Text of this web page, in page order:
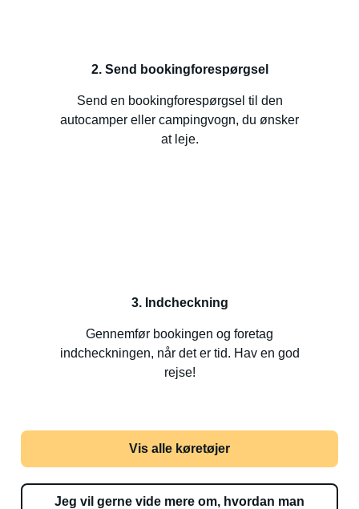
2. Send bookingforespørgsel
Send en bookingforespørgsel til den
autocamper eller campingvogn, du ønsker
at leje.
3. Indcheckning
Gennemfør bookingen og foretag
indcheckningen, når det er tid. Hav en god
rejse!
Vis alle køretøjer
Jeg vil gerne vide mere om, hvordan man